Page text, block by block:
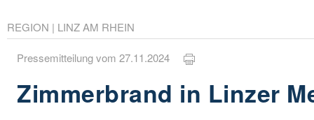
REGION | LINZ AM RHEIN
Pressemitteilung vom 27.11.2024
Zimmerbrand in Linzer